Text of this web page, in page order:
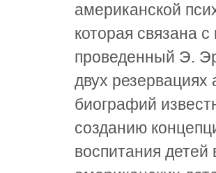
американской
которая связана
проведенный Э.
двух
биографий
созданию
воспитания